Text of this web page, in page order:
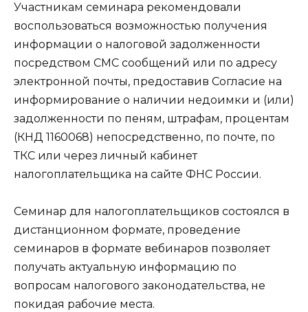
Участникам семинара рекомендовали
воспользоваться возможностью получения
информации о налоговой задолженности
посредством СМС сообщений или по адресу
электронной почты, предоставив Согласие на
информирование о наличии недоимки и (или)
задолженности по пеням, штрафам, процентам
(КНД 1160068) непосредственно, по почте, по
ТКС или через личный кабинет
налогоплательщика на сайте ФНС России.
Семинар для налогоплательщиков состоялся в
дистанционном формате, проведение
семинаров в формате вебинаров позволяет
получать актуальную информацию по
вопросам налогового законодательства, не
покидая рабочие места.